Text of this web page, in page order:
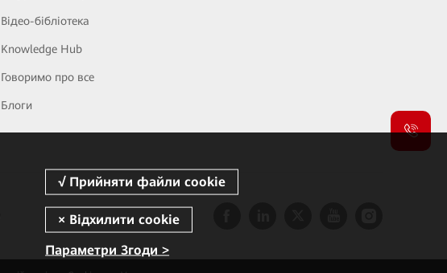
Відео-бібліотека
Knowledge Hub
Говоримо про все
Блоги
Параметри Згоди >